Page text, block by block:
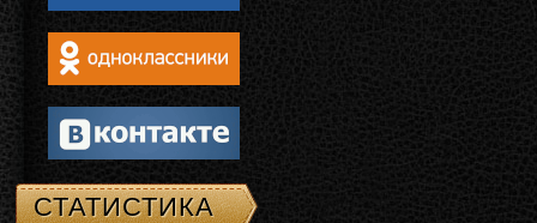
СТАТИСТИКА